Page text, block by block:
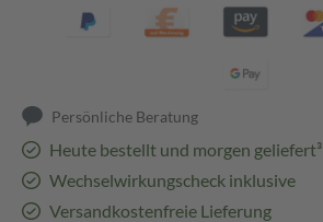
Persönliche Beratung
Heute bestellt und morgen geliefert³
Wechselwirkungscheck inklusive
Versandkostenfreie Lieferung